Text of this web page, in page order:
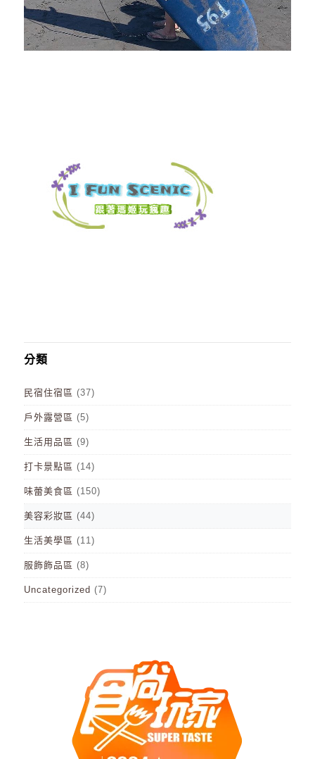
分類
民宿住宿區 (37)
戶外露營區 (5)
生活用品區 (9)
打卡景點區 (14)
味蕾美食區 (150)
美容彩妝區 (44)
生活美學區 (11)
服飾飾品區 (8)
Uncategorized (7)